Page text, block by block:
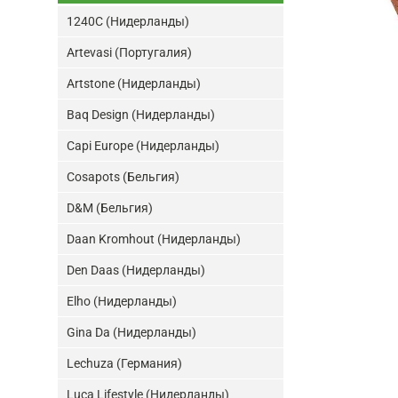
1240C (Нидерланды)
Artevasi (Португалия)
Artstone (Нидерланды)
Baq Design (Нидерланды)
Capi Europe (Нидерланды)
Cosapots (Бельгия)
D&M (Бельгия)
Daan Kromhout (Нидерланды)
Den Daas (Нидерланды)
Elho (Нидерланды)
Gina Da (Нидерланды)
Lechuza (Германия)
Luca Lifestyle (Нидерланды)